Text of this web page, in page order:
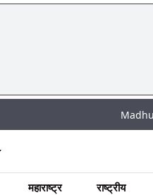
Madhur Satta
महाराष्ट्र राष्ट्रीय